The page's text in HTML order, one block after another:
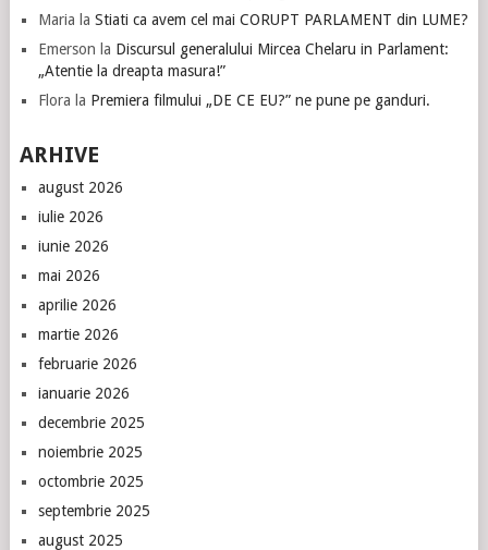
Maria la Stiati ca avem cel mai CORUPT PARLAMENT din LUME?
Emerson la Discursul generalului Mircea Chelaru in Parlament:
„Atentie la dreapta masura!”
Flora la Premiera filmului „DE CE EU?” ne pune pe ganduri.
ARHIVE
august 2026
iulie 2026
iunie 2026
mai 2026
aprilie 2026
martie 2026
februarie 2026
ianuarie 2026
decembrie 2025
noiembrie 2025
octombrie 2025
septembrie 2025
august 2025